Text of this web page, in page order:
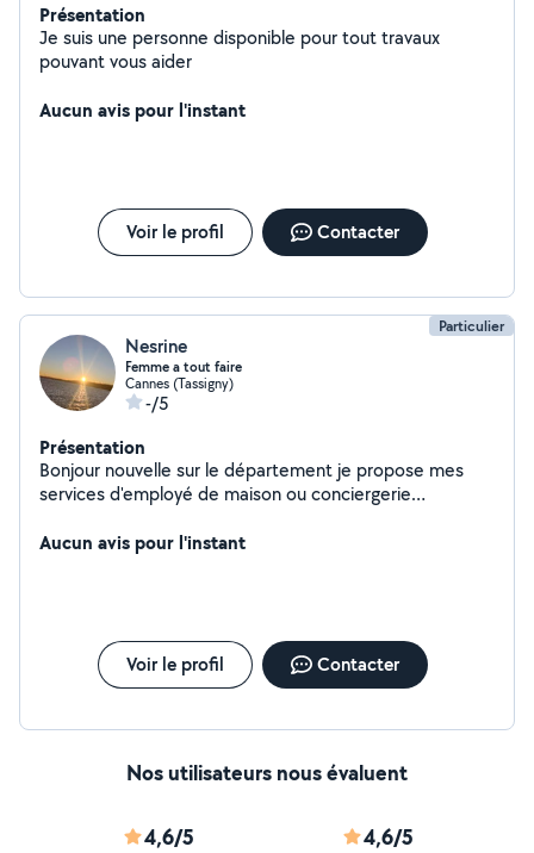
Présentation
Je suis une personne disponible pour tout travaux
pouvant vous aider
Aucun avis pour l'instant
Voir le profil Contacter
Particulier
Nesrine
Femme a tout faire
Cannes (Tassigny)
-/5
Présentation
Bonjour nouvelle sur le département je propose mes
services d'employé de maison ou conciergerie
cuisine/garde d'enfants/ garde malade/ aide à domicile)
Aucun avis pour l'instant
Voir le profil Contacter
Nos utilisateurs nous évaluent
4,6/5 4,6/5